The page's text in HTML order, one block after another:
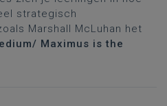
strategisch
Marshall McLuhan het
Maximus is the